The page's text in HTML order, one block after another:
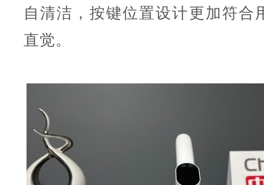
自清洁，按键位置设计更加符合
直觉。